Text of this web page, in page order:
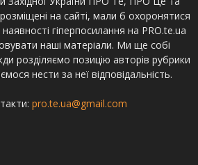
на сайті, мали б охоронятися
гіперпосилання на PRO.te.ua
наші матеріали. Ми ще собі
розділяємо позицію авторів рубрики
нести за неї відповідальність.
pro.te.ua@gmail.com